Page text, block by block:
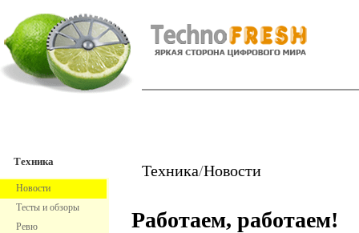
Техника
Новости
Тесты и обзоры
Ревю
Техника/Новости
Работаем, работаем!